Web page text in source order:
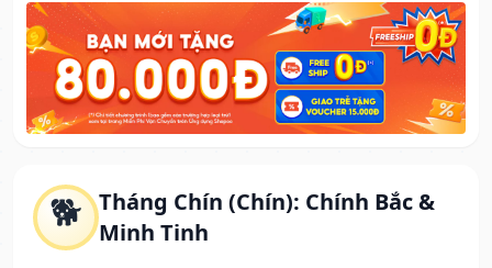
🐕 Tháng Chín (Chín): Chính Bắc &
Minh Tinh